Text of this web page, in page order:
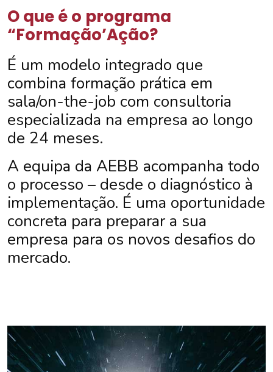
O que é o programa
“Formação’Ação?
É um modelo integrado que
combina formação prática em
sala/on-the-job com consultoria
especializada na empresa ao longo
de 24 meses.
A equipa da AEBB acompanha todo
o processo – desde o diagnóstico à
implementação. É uma oportunidade
concreta para preparar a sua
empresa para os novos desafios do
mercado.